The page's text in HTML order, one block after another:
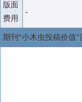
版面
费用
-
期刊“小木虫投稿价值